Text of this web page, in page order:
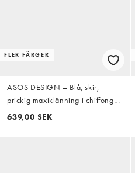
FLER FÄRGER
ASOS DESIGN – Blå, skir,
prickig maxiklänning i chiffong
med hög halsringning och
639,00 SEK